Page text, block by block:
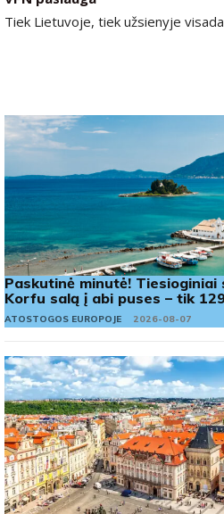
Tiek Lietuvoje, tiek užsienyje
Paskutinė minutė! Tiesioginiai
Korfu salą į abi puses – tik
ATOSTOGOS EUROPOJE 2026-08-07